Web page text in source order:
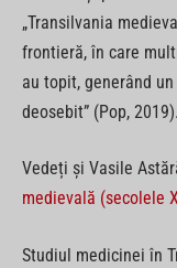
„Transilvania
frontieră, în care
au topit, generând
deosebit” (Pop, 2019).
Vedeți și Vasile
medievală (secolele
Studiul medicinei în